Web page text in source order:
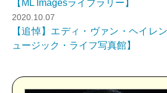
【ML Imagesライブラリー】
2020.10.07
【追悼】エディ・ヴァン・ヘイレ
ュージック・ライフ写真館】